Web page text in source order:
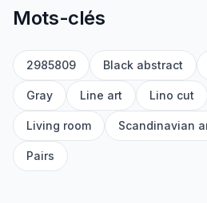
Mots-clés
2985809 Black abstract
Gray Line art Lino cut
Living room Scandinavian
Pairs